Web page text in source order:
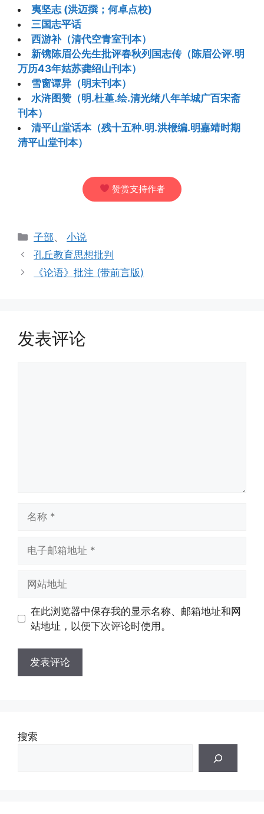
夷坚志 (洪迈撰；何卓点校)
三国志平话
西游补（清代空青室刊本）
新镌陈眉公先生批评春秋列国志传（陈眉公评.明
万历43年姑苏龚绍山刊本）
雪窗谭异（明末刊本）
水浒图赞（明.杜堇.绘.清光绪八年羊城广百宋斋
刊本）
清平山堂话本（残十五种.明.洪楩编.明嘉靖时期
清平山堂刊本）
赞赏支持作者
分
类
子部、小说
孔丘教育思想批判
《论语》批注 (带前言版)
发表评论
址
址
在此浏览器中保存我的显示名称、邮箱地址和网
站地址，以便下次评论时使用。
搜索